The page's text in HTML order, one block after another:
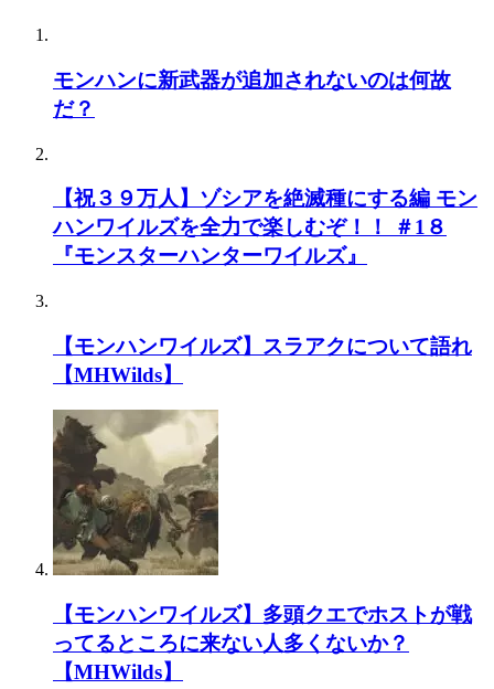
モンハンに新武器が追加されないのは何故
だ？
【祝３９万人】ゾシアを絶滅種にする編 モン
ハンワイルズを全力で楽しむぞ！！ ＃1８
『モンスターハンターワイルズ』
【モンハンワイルズ】スラアクについて語れ
【MHWilds】
【モンハンワイルズ】多頭クエでホストが戦
ってるところに来ない人多くないか？
【MHWilds】